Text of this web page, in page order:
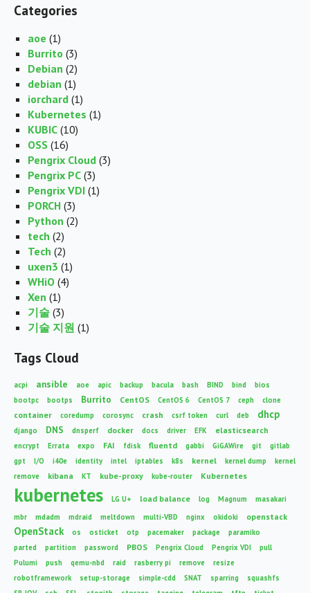
Categories
aoe (1)
Burrito (3)
Debian (2)
debian (1)
iorchard (1)
Kubernetes (1)
KUBIC (10)
OSS (16)
Pengrix Cloud (3)
Pengrix PC (3)
Pengrix VDI (1)
PORCH (3)
Python (2)
tech (2)
Tech (2)
uxen3 (1)
WHiO (4)
Xen (1)
기술 (3)
기술 지원 (1)
Tags Cloud
acpi ansible aoe apic backup bacula bash BIND bind
bios
bootpc
bootps Burrito CentOS CentOS 6 CentOS 7 ceph clone
container coredump corosync crash csrf token curl deb dhcp
django DNS dnsperf docker docs driver EFK elasticsearch
encrypt Errata expo FAI fdisk fluentd gabbi GiGAWire git
gitlab
gpt
I/O i40e identity intel iptables k8s kernel kernel dump
kernel
remove
kibana KT kube-proxy kube-router Kubernetes
kubernetes LG U+ load balance log Magnum
masakari
mbr
mdadm mdraid meltdown multi-VBD nginx okidoki openstack
OpenStack os osticket otp pacemaker package
paramiko
parted
partition password PBOS Pengrix Cloud Pengrix VDI
pull
Pulumi
push qemu-nbd raid rasberry pi remove
resize
robotframework
setup-storage simple-cdd SNAT sparring
squashfs